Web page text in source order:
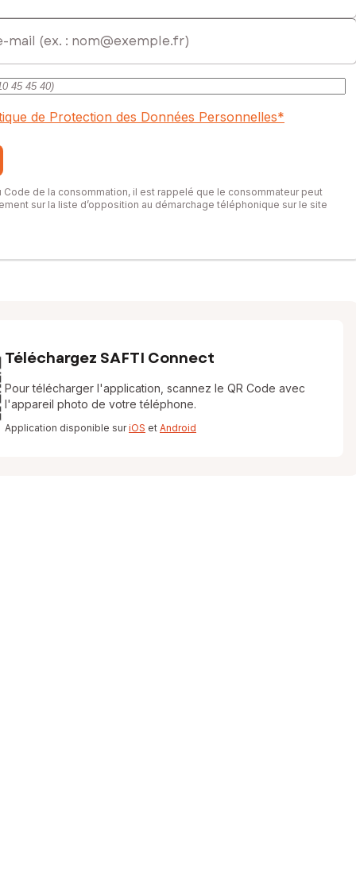
immatriculé au RSAC de Annecy sous le numéro
de Protection des Données Personnelles*
Code de la consommation, il est rappelé que le consommateur peut
sur la liste d’opposition au démarchage téléphonique sur le site
Téléchargez SAFTI Connect
Pour télécharger l'application, scannez le QR Code avec
l'appareil photo de votre téléphone.
Application disponible suriOS et Android